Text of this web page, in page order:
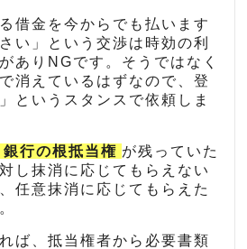
借金を今からでも払います
い」という交渉は時効の利
ありNGです。そうではなく
消えているはずなので、登
というスタンスで依頼しま
行の根抵当権 が残っていた
し抹消に応じてもらえない
任意抹消に応じてもらえた
ば、抵当権者から必要書類